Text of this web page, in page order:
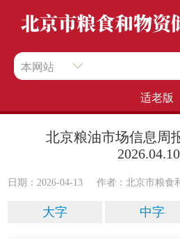
本网站
适老版
北京粮油市场信息周
2026.04.10
日期：2026-04-13 作者：​北京市粮食
大字 中字